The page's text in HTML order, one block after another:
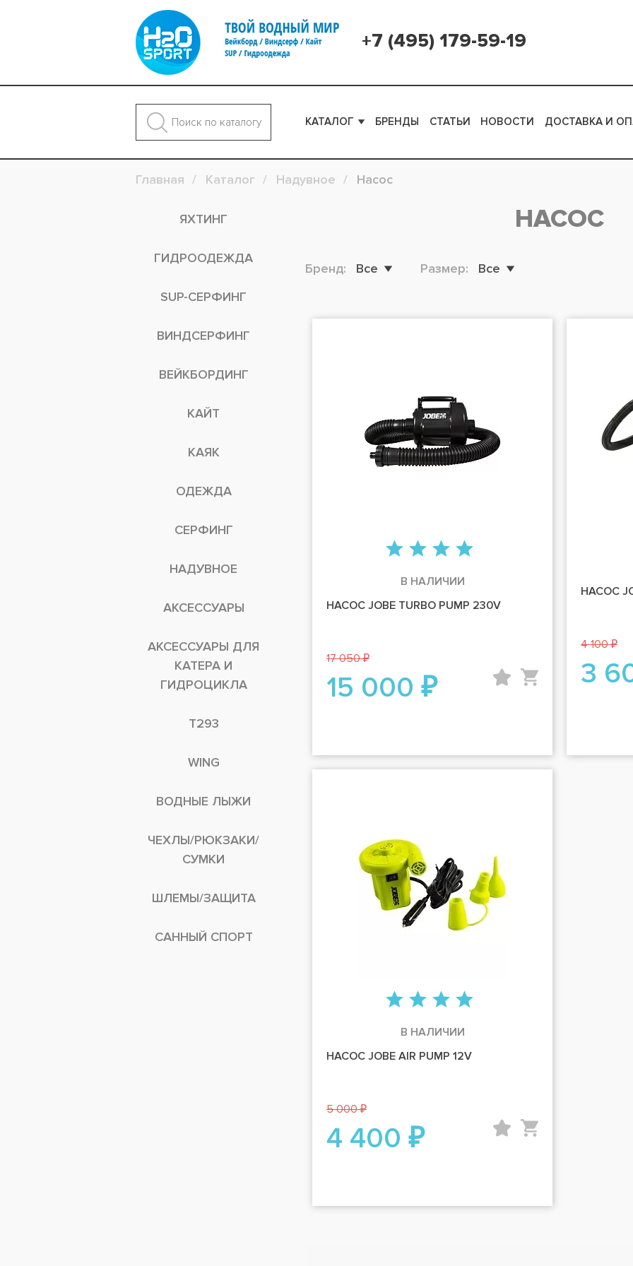
+7 (495) 179-59-19
КАТАЛОГ БРЕНДЫ СТАТЬИ НОВОСТИ ДОСТАВКА И
Главная Каталог Надувное Насос
ЯХТИНГ
ГИДРООДЕЖДА
SUP-СЕРФИНГ
ВИНДСЕРФИНГ
ВЕЙКБОРДИНГ
КАЙТ
КАЯК
ОДЕЖДА
СЕРФИНГ
НАДУВНОЕ
АКСЕССУАРЫ
АКСЕССУАРЫ ДЛЯ
КАТЕРА И
ГИДРОЦИКЛА
T293
WING
ВОДНЫЕ ЛЫЖИ
ЧЕХЛЫ/РЮКЗАКИ/
СУМКИ
ШЛЕМЫ/ЗАЩИТА
САННЫЙ СПОРТ
НАСОС
Бренд: Все Размер: Все
В НАЛИЧИИ
НАСОС JOBE TURBO PUMP 230V
17 050 ₽
15 000 ₽
НАСОС
4 100 ₽
3
В НАЛИЧИИ
НАСОС JOBE AIR PUMP 12V
5 000 ₽
4 400 ₽